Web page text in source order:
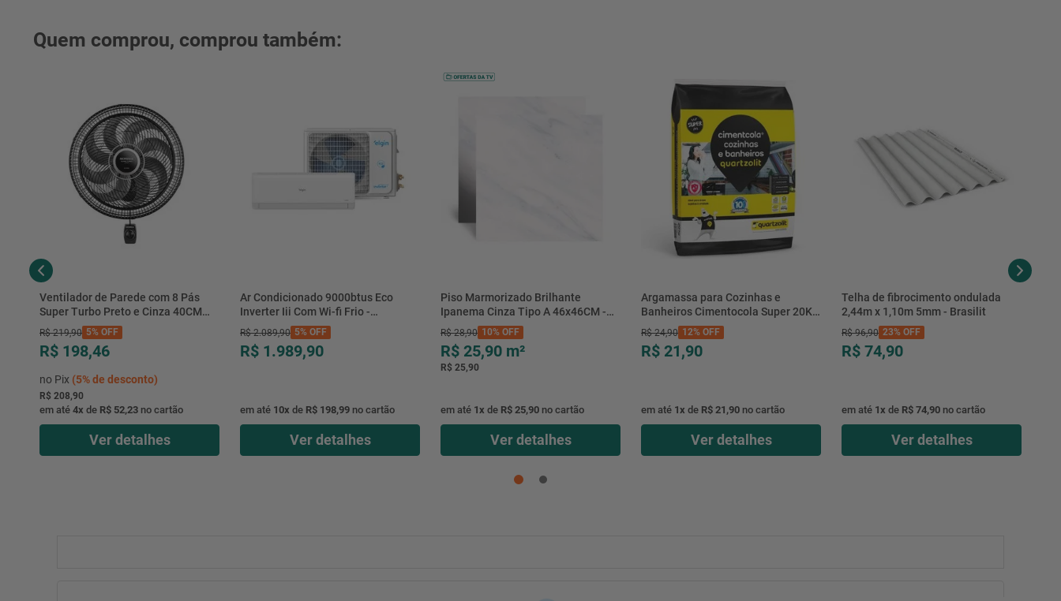
Quem comprou, comprou também:
Ventilador de Parede com 8 Pás
Super Turbo Preto e Cinza 40CM
220V 140W - VTX-40P-8P - Mondial
R$ 219,90 5% OFF
R$ 198,46
no Pix (5%de desconto)
R$ 208,90
em até 4x de R$ 52,23 no cartão
Ver detalhes
Ar Condicionado 9000btus Eco
Inverter Iii Com Wi-fi Frio -
Hjfe09c2cg|hjfi09c2wg - Elgin
R$ 2.089,90 5% OFF
R$ 1.989,90
em até 10x de R$ 198,99 no cartão
Ver detalhes
Piso Marmorizado Brilhante
Ipanema Cinza Tipo A 46x46CM -
01.012771 - Cerbras
R$ 28,90 10% OFF
R$ 25,90 m²
R$ 25,90
em até 1x de R$ 25,90 no cartão
Ver detalhes
Argamassa para Cozinhas e
Banheiros Cimentocola Super 20KG
- 0118.00001.0020PL - Quartzolit
R$ 24,90 12% OFF
R$ 21,90
em até 1x de R$ 21,90 no cartão
Ver detalhes
Telha de fibrocimento ondulada
2,44m x 1,10m 5mm - Brasilit
R$ 96,90 23% OFF
R$ 74,90
em até 1x de R$ 74,90 no cartão
Ver detalhes